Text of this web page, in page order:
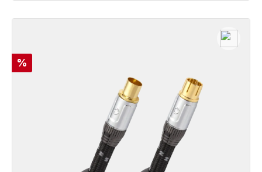
Скидка
%